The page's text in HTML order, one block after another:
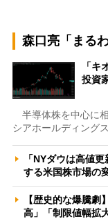
森口亮「まる
「
投資
半導体株を中心に
シアホールディング
「NYダウは高値
する米国株市場
【歴史的な爆騰
高」「制限値幅